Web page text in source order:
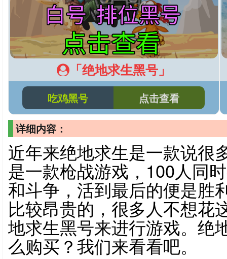
「绝地求生黑号」
吃鸡黑号 点击查看
详细内容：
近年来绝地求生是一款说很
是一款枪战游戏，100人同
和斗争，活到最后的便是胜
比较昂贵的，很多人不想花
地求生黑号来进行游戏。绝
么购买？我们来看看吧。